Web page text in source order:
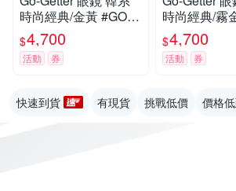
時尚經典/金黃 #GO20
50 YW
$4,700
活動 券
時尚經典/霧
51 MGD
$4,700
活動 券
快速到貨 有現貨 挑戰低價 價格